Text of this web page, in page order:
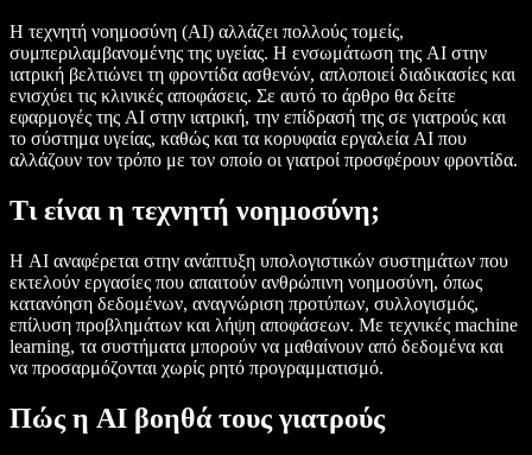
Η τεχνητή νοημοσύνη (AI) αλλάζει πολλούς τομείς,
συμπεριλαμβανομένης της υγείας. Η ενσωμάτωση της AI στην
ιατρική βελτιώνει τη φροντίδα ασθενών, απλοποιεί διαδικασίες και
ενισχύει τις κλινικές αποφάσεις. Σε αυτό το άρθρο θα δείτε
εφαρμογές της AI στην ιατρική, την επίδρασή της σε γιατρούς και
το σύστημα υγείας, καθώς και τα κορυφαία εργαλεία AI που
αλλάζουν τον τρόπο με τον οποίο οι γιατροί προσφέρουν φροντίδα.
Τι είναι η τεχνητή νοημοσύνη;
Η AI αναφέρεται στην ανάπτυξη υπολογιστικών συστημάτων που
εκτελούν εργασίες που απαιτούν ανθρώπινη νοημοσύνη, όπως
κατανόηση δεδομένων, αναγνώριση προτύπων, συλλογισμός,
επίλυση προβλημάτων και λήψη αποφάσεων. Με τεχνικές machine
learning, τα συστήματα μπορούν να μαθαίνουν από δεδομένα και
να προσαρμόζονται χωρίς ρητό προγραμματισμό.
Πώς η AI βοηθά τους γιατρούς